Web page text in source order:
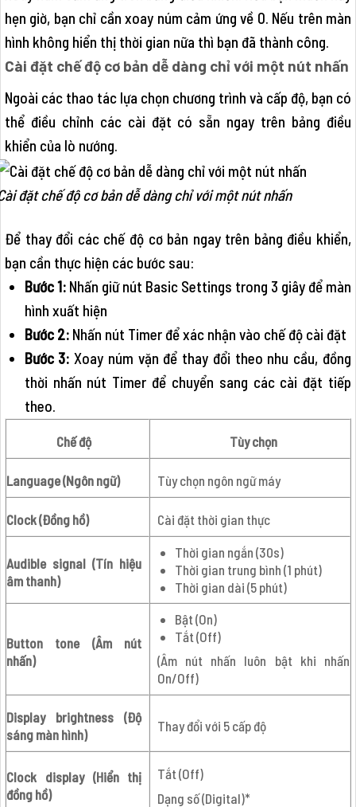
hẹn giờ, bạn chỉ cần xoay núm cảm ứng về 0. Nếu trên màn
hình không hiển thị thời gian nữa thì bạn đã thành công.
Cài đặt chế độ cơ bản dễ dàng chỉ với một nút nhấn
Ngoài các thao tác lựa chọn chương trình và cấp độ, bạn có
thể điều chỉnh các cài đặt có sẵn ngay trên bảng điều
khiển của lò nướng.
đặt chế độ cơ bản dễ dàng chỉ với một nút nhấn
Để thay đổi các chế độ cơ bản ngay trên bảng điều khiển,
bạn cần thực hiện các bước sau:
Bước 1:Nhấn giữ nút Basic Settings trong 3 giây để màn
hình xuất hiện
Bước 2:Nhấn nút Timer để xác nhận vào chế độ cài đặt
Bước 3: Xoay núm vặn để thay đổi theo nhu cầu, đồng
thời nhấn nút Timer để chuyển sang các cài đặt tiếp
theo.
Chế độ Tùy chọn
Language (Ngôn ngữ) Tùy chọn ngôn ngữ máy
Clock (Đồng hồ) Cài đặt thời gian thực
Audible signal (Tín hiệu
âm thanh)
Thời gian ngắn (30s)
Thời gian trung bình (1 phút)
Thời gian dài (5 phút)
Button tone (Âm nút
nhấn)
Bật (On)
Tắt (Off)
(Âm nút nhấn luôn bật khi nhấn
On/Off)
Display brightness (Độ
sáng màn hình)
Thay đổi với 5 cấp độ
Clock display (Hiển thị
đồng hồ)
Tắt (Off)
Dạng số (Digital)*